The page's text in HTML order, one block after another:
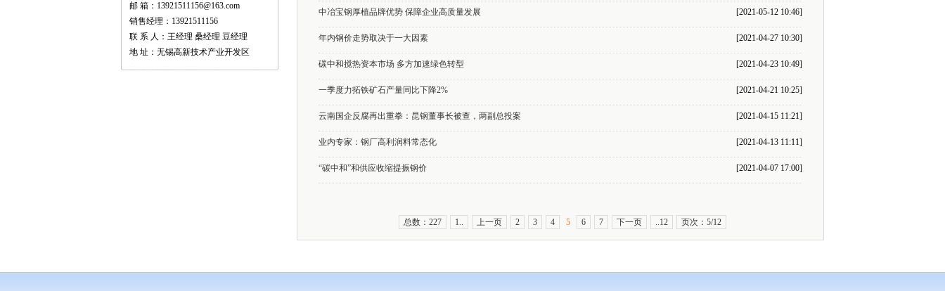
邮 箱：13921511156@163.com
销售经理：13921511156
联 系 人：王经理 桑经理 豆经理
地 址：无锡高新技术产业开发区
[2021-05-12 10:46]
中冶宝钢厚植品牌优势 保障企业高质量发展
[2021-04-27 10:30]
年内钢价走势取决于一大因素
[2021-04-23 10:49]
碳中和搅热资本市场 多方加速绿色转型
[2021-04-21 10:25]
一季度力拓铁矿石产量同比下降2%
[2021-04-15 11:21]
云南国企反腐再出重拳：昆钢董事长被查，两副总投案
[2021-04-13 11:11]
业内专家：钢厂高利润料常态化
[2021-04-07 17:00]
“碳中和”和供应收缩提振钢价
总数：227 1.. 上一页 2 3 4 5 6 7 下一页 ..12 页次：5/12